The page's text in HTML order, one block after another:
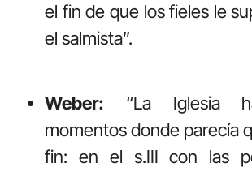
el fin de que los fieles le
el salmista”.
Weber: “La Iglesia
momentos donde parecía
fin: en el s.III con las